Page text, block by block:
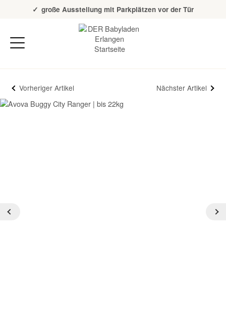
Über 20 Jahre Erfahrung
große Ausstellung mit Parkplätzen vor der Tür
Vorheriger Artikel Nächster Artikel